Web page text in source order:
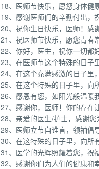
18、医师节快乐，愿您身体健
19、感谢医师们的辛勤付出，
20、祝你生日快乐，医师！感
21、祝医师节快乐，愿您青春
22、你好，医生，祝你一切都
23、在医师节这个特殊的日子
24、在这个充满感激的日子里
25、在这个特殊的日子里，向
26、感恩有您，如阳光般温暖
27、感谢你，医师！你的存在
28、亲爱的医生/护士，感谢您
29、医师立节自谁言，领袖倡
30、在这特殊的日子里，向所
31、医学的光辉照耀着您，祝
32、感谢你们为人们的健康和